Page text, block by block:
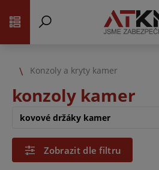
Konzoly a kryty kamer
konzoly kamer
kovové držáky kamer
Zobrazit dle filtru